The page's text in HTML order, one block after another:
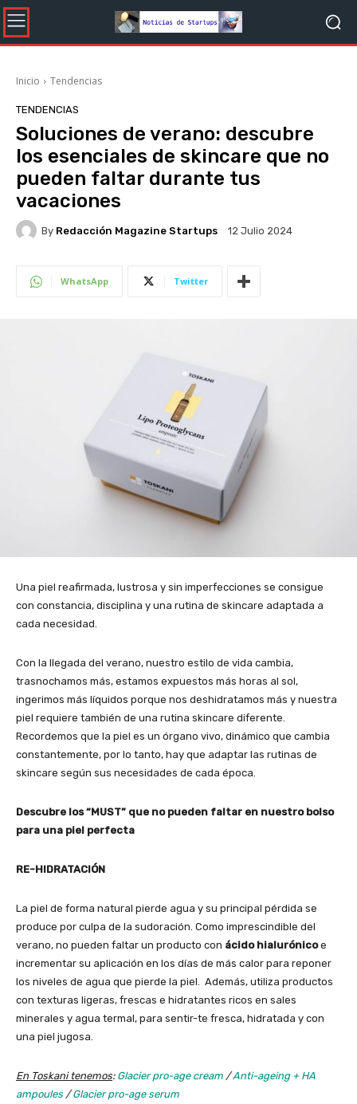
Inicio Tendencias
TENDENCIAS
Soluciones de verano: descubre
los esenciales de skincare que no
pueden faltar durante tus
vacaciones
By Redacción Magazine Startups 12 Julio 2024
WhatsApp Twitter
Una piel reafirmada, lustrosa y sin imperfecciones se consigue
con constancia, disciplina y una rutina de skincare adaptada a
cada necesidad.
Con la llegada del verano, nuestro estilo de vida cambia,
trasnochamos más, estamos expuestos más horas al sol,
ingerimos más líquidos porque nos deshidratamos más y nuestra
piel requiere también de una rutina skincare diferente.
Recordemos que la piel es un órgano vivo, dinámico que cambia
constantemente, por lo tanto, hay que adaptar las rutinas de
skincare según sus necesidades de cada época.
Descubre los “MUST” que no pueden faltar en nuestro bolso
para una piel perfecta
RE-HIDRATACIÓN
La piel de forma natural pierde agua y su principal pérdida se
produce por culpa de la sudoración. Como imprescindible del
verano, no pueden faltar un producto con ácido hialurónicoe
incrementar su aplicación en los días de más calor para reponer
los niveles de agua que pierde la piel. Además, utiliza productos
con texturas ligeras, frescas e hidratantes ricos en sales
minerales y agua termal, para sentir-te fresca, hidratada y con
una piel jugosa.
En Toskani tenemos: Glacier pro-age cream /Anti-ageing + HA
ampoules /Glacier pro-age serum